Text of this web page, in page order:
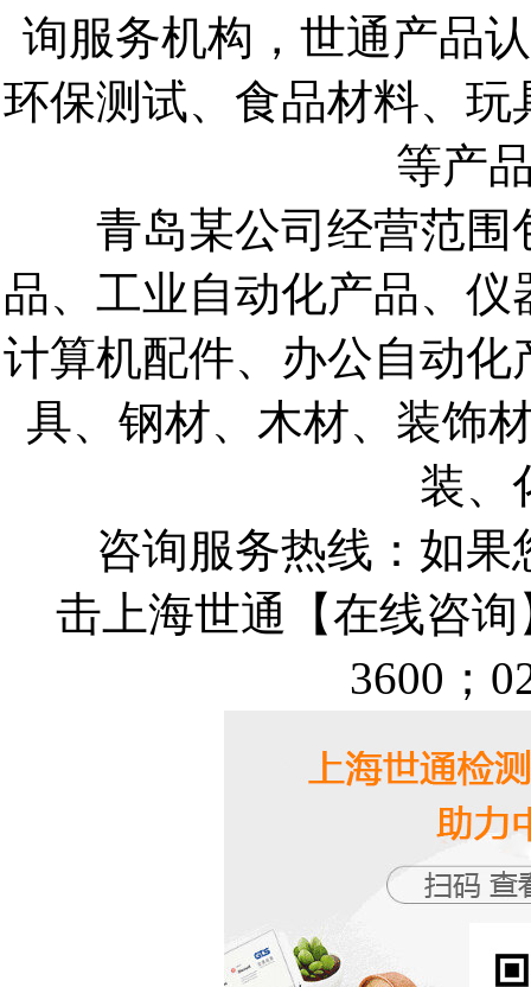
询服务机构，世通产品
环保测试、食品材料、
等产
青岛某公司经营范围
品、工业自动化产品、
计算机配件、办公自动
具、钢材、木材、装饰
装、
咨询服务热线：如果
击上海世通【在线咨
3600；